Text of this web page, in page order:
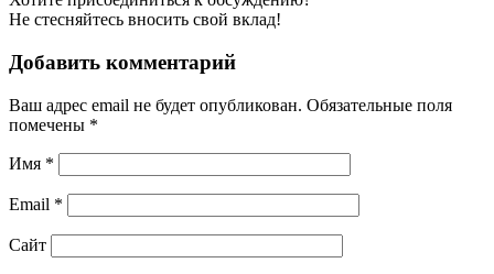
Не стесняйтесь вносить свой вклад!
Добавить комментарий
Ваш адрес email не будет опубликован. Обязательные поля
помечены *
Имя *
Email *
Сайт